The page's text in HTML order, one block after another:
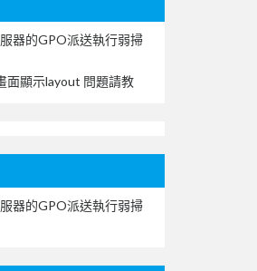
器的GPO派送執行弱掃
面顯示layout 問題請教
器的GPO派送執行弱掃